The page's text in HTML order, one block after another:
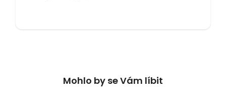
Mohlo by se Vám líbit